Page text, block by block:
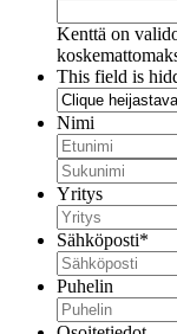
Kenttä on
This field is
Nimi
Yritys
Sähköposti*
Puhelin